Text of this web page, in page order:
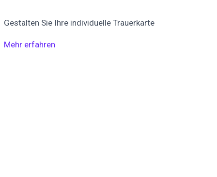
Gestalten Sie Ihre individuelle Trauerkarte
Mehr erfahren